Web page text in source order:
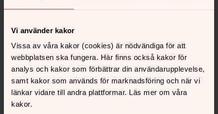
Vi använder kakor
Vissa av våra kakor (cookies) är nödvändiga för att
webbplatsen ska fungera. Här finns också kakor för
analys och kakor som förbättrar din användarupplevelse,
samt kakor som används för marknadsföring och när vi
länkar vidare till andra plattformar. Läs mer om våra
kakor.
Kontakt
Kalender
Hitta snabbt